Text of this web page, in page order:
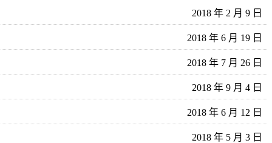
2018 年 2 月 9 日
2018 年 6 月 19 日
2018 年 7 月 26 日
2018 年 9 月 4 日
2018 年 6 月 12 日
2018 年 5 月 3 日